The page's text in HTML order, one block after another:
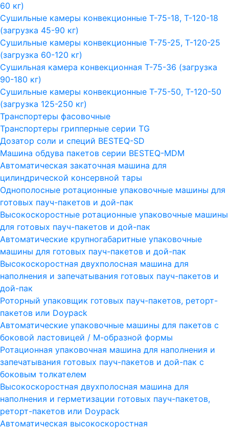
60 кг)
Сушильные камеры конвекционные Т-75-18, Т-120-18
(загрузка 45-90 кг)
Сушильные камеры конвекционные Т-75-25, Т-120-25
(загрузка 60-120 кг)
Сушильная камера конвекционная Т-75-36 (загрузка
90-180 кг)
Сушильные камеры конвекционные Т-75-50, Т-120-50
(загрузка 125-250 кг)
Транспортеры фасовочные
Транспортеры грипперные серии TG
Дозатор соли и специй BESTEQ-SD
Машина обдува пакетов серии ВESTEQ-MDM
Автоматическая закаточная машина для
цилиндрической консервной тары
Однополосные ротационные упаковочные машины для
готовых пауч-пакетов и дой-пак
Высокоскоростные ротационные упаковочные машины
для готовых пауч-пакетов и дой-пак
Автоматические крупногабаритные упаковочные
машины для готовых пауч-пакетов и дой-пак
Высокоскоростная двухполосная машина для
наполнения и запечатывания готовых пауч-пакетов и
дой-пак
Роторный упаковщик готовых пауч-пакетов, реторт-
пакетов или Doypack
Автоматические упаковочные машины для пакетов с
боковой ластовицей / М-образной формы
Ротационная упаковочная машина для наполнения и
запечатывания готовых пауч-пакетов и дой-пак с
боковым толкателем
Высокоскоростная двухполосная машина для
наполнения и герметизации готовых пауч-пакетов,
реторт-пакетов или Doypack
Автоматическая высокоскоростная